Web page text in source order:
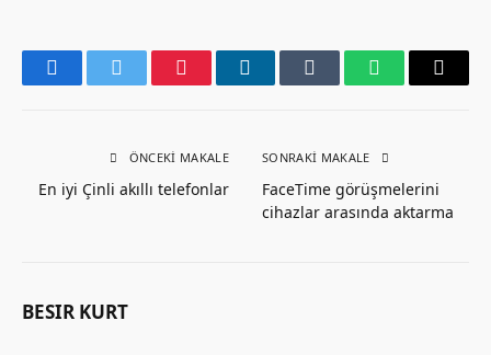
FacebookTwitter PinterestLinkedInTumblr WhatsAppEmail
ÖNCEKI MAKALE
En iyi Çinli akıllı telefonlar
SONRAKI MAKALE
FaceTime görüşmelerini
cihazlar arasında aktarma
BESIR KURT